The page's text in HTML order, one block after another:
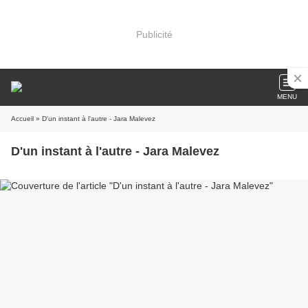
Publicité
MENU
Accueil » D'un instant à l'autre - Jara Malevez
D'un instant à l'autre - Jara Malevez